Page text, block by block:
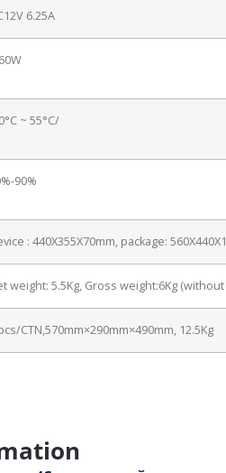
6.25A
~ 55°C/
90%
: 440X355X70mm, package:
weight: 5.5Kg, Gross weight:6Kg (without
CTN,570mm×290mm×490mm, 12.5Kg